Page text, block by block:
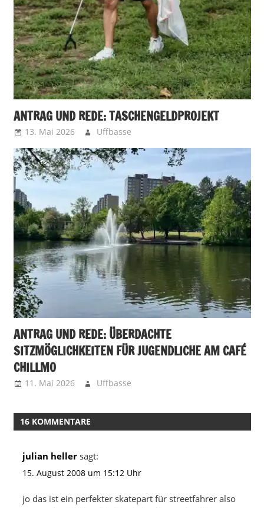
ANTRAG UND REDE: TASCHENGELDPROJEKT
13. Mai 2026 Uffbasse
ANTRAG UND REDE: ÜBERDACHTE
SITZMÖGLICHKEITEN FÜR JUGENDLICHE AM CAFÉ
CHILLMO
11. Mai 2026 Uffbasse
16 KOMMENTARE
julian heller sagt:
15. August 2008 um 15:12 Uhr
jo das ist ein perfekter skatepart für streetfahrer also